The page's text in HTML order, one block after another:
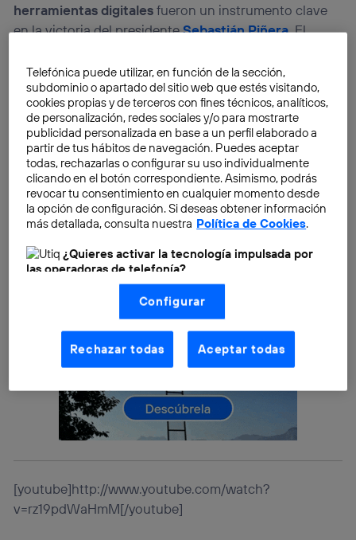
herramientas digitalesfueron un instrumento clave
en la victoria del presidenteSebastián Piñera. El
compitiendo frente a la popularMichelle Bachelet
al candidato oficialista, el ex presidenteEduardo Frei
Las redes sociales le dieron una buena baza para
plasmar una imagen más progresista, joven,
transparente y dialogante.
[youtube]http://www.youtube.com/watch?
v=rz19pdWaHmM[/youtube]
Telefónica puede utilizar, en función de la sección,
subdominio o apartado del sitio web que estés visitando,
cookies propias y de terceros con fines técnicos, analíticos,
de personalización, redes sociales y/o para mostrarte
publicidad personalizada en base a un perfil elaborado a
partir de tus hábitos de navegación. Puedes aceptar
todas, rechazarlas o configurar su uso individualmente
clicando en el botón correspondiente. Asimismo, podrás
revocar tu consentimiento en cualquier momento desde
la opción de configuración. Si deseas obtener información
más detallada, consulta nuestra Política de Cookies.
¿Quieres activar la tecnología impulsada por
las operadoras de telefonía?
Nosotros, Telefónica S.A., utilizamos la tecnología Utiq para
realizar nuestras acciones de marketing digital o análisis
(como se describe en este aviso de consentimiento)
basadas en tu navegación en nuestra(s) web(s)
aquí(solo cuando utilizas una conexión a
internet habilitada , proporcionada por una de las
operadoras de telefonía participantes, y otorgas tu
La tecnología Utiq está diseñada con la privacidad como
prioridad ofreciéndote elección y control.
La tecnología utiliza un identificador cifrado creado por tu
operadora de telefonía, utilizando tu dirección IP y otra
telecomunicaciones vinculada a la conexión que utilizas
(p. ej., número de teléfono móvil).
Configurar
Rechazar todas Aceptar todas